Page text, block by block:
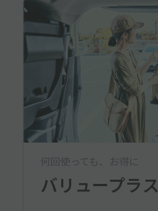
何回使っても、お得に
バリュープラス